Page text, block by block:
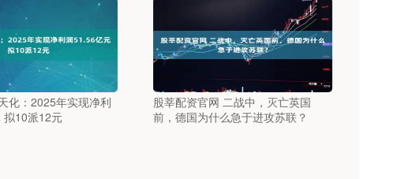
化：2025年实现净利
10派12元
股莘配资官网 二战中，灭亡英国
前，德国为什么急于进攻苏联？